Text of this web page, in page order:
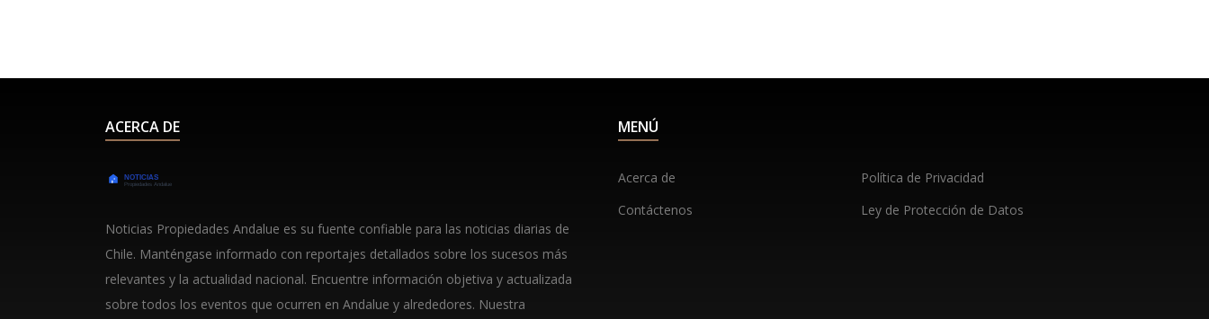
ACERCA DE
Noticias Propiedades Andalue es su fuente confiable para las noticias diarias de
Chile. Manténgase informado con reportajes detallados sobre los sucesos más
relevantes y la actualidad nacional. Encuentre información objetiva y actualizada
sobre todos los eventos que ocurren en Andalue y alrededores. Nuestra
MENÚ
Acerca de
Política de Privacidad
Contáctenos
Ley de Protección de Datos